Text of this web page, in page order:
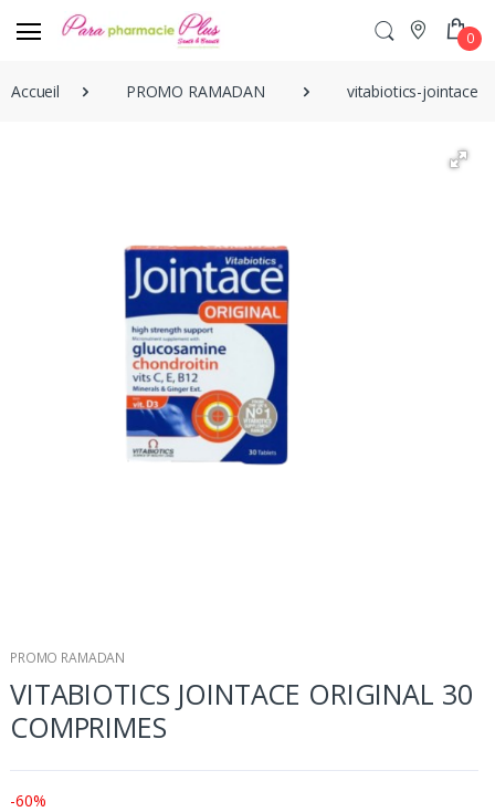
0
Accueil PROMO RAMADAN vitabiotics-jointace-
PROMO RAMADAN
VITABIOTICS JOINTACE ORIGINAL 30
COMPRIMES
-60%